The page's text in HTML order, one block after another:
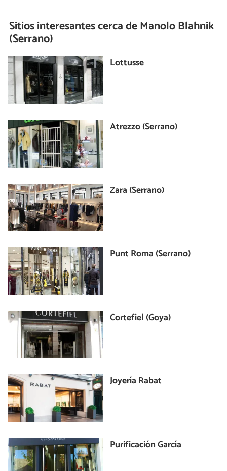
Sitios interesantes cerca deManolo Blahnik
(Serrano)
Lottusse
Atrezzo (Serrano)
Zara (Serrano)
Punt Roma (Serrano)
Cortefiel (Goya)
Joyería Rabat
Purificación García